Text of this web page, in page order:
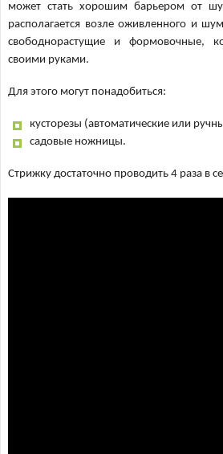
может стать хорошим барьером от
располагается возле оживленного и
свободнорастущие и формовочные,
своими руками.
Для этого могут понадобиться:
кусторезы (автоматические или
садовые ножницы.
Стрижку достаточно проводить 4 раза в